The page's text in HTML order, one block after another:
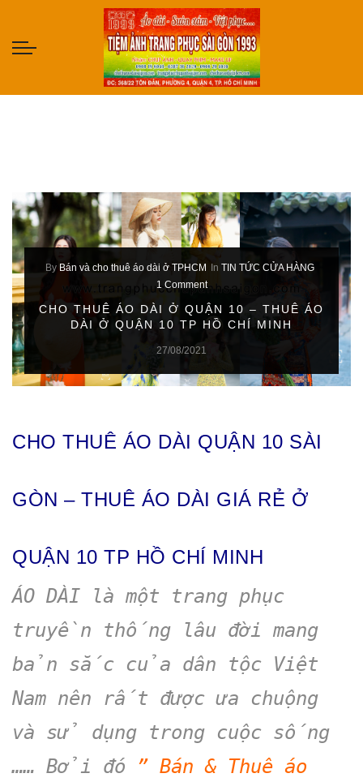
By Bán và cho thuê áo dài ở TPHCM In TIN TỨC CỬA HÀNG
1 Comment
CHO THUÊ ÁO DÀI Ở QUẬN 10 – THUÊ ÁO
DÀI Ở QUẬN 10 TP HỒ CHÍ MINH
27/08/2021
CHO THUÊ ÁO DÀI QUẬN 10 SÀI
GÒN – THUÊ ÁO DÀI GIÁ RẺ Ở
QUẬN 10 TP HỒ CHÍ MINH
ÁO DÀI là một trang phục
truyền thống lâu đời mang
bản sắc của dân tộc Việt
Nam nên rất được ưa chuộng
và sử dụng trong cuộc sống
…… Bởi đó ” Bán & Thuê áo